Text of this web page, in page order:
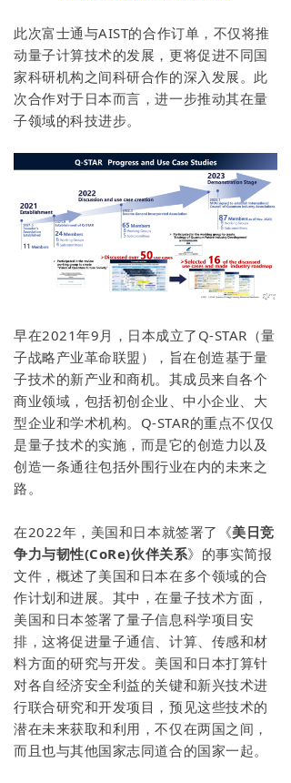
此次富士通与AIST的合作订单，不仅将推
动量子计算技术的发展，更将促进不同国
家科研机构之间科研合作的深入发展。此
次合作对于日本而言，进一步推动其在量
子领域的科技进步。
早在2021年9月，日本成立了Q-STAR（量
子战略产业革命联盟），旨在创造基于量
子技术的新产业和商机。其成员来自各个
商业领域，包括初创企业、中小企业、大
型企业和学术机构。Q-STAR的重点不仅仅
是量子技术的实施，而是它的创造力以及
创造一条通往包括外围行业在内的未来之
路。
在2022年，美国和日本就签署了《美日竞
争力与韧性(CoRe)伙伴关系》的事实简报
文件，概述了美国和日本在多个领域的合
作计划和进展。其中，在量子技术方面，
美国和日本签署了量子信息科学项目安
排，这将促进量子通信、计算、传感和材
料方面的研究与开发。美国和日本打算针
对各自经济安全利益的关键和新兴技术进
行联合研究和开发项目，预见这些技术的
潜在未来获取和利用，不仅在两国之间，
而且也与其他国家志同道合的国家一起。